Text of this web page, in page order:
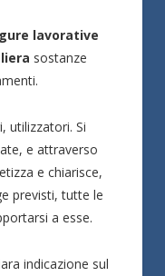
lavorative
sostanze
utilizzatori. Si
e attraverso
e chiarisce,
previsti, tutte le
a esse.
indicazione sul